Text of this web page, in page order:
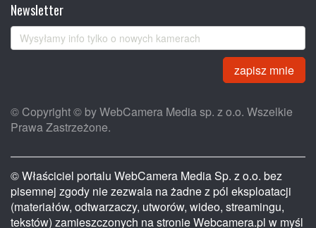
Newsletter
zapisz mnie
© Copyright © by WebCamera Media sp. z o.o. Wszelkie
Prawa Zastrzeżone.
© Właściciel portalu WebCamera Media Sp. z o.o. bez
pisemnej zgody nie zezwala na żadne z pól eksploatacji
(materiałów, odtwarzaczy, utworów, wideo, streamingu,
tekstów) zamieszczonych na stronie Webcamera.pl w myśl